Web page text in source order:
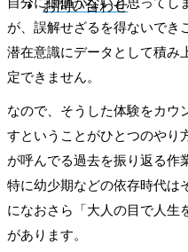
お問い合わせ
が、誤解せざるを得ないでき
潜在意識にデータとして積み
定できません。
なので、そうした体験をカウ
すということがひとつのやり
が呼んでる過去を振り返る作
特に幼少期などの依存時代は
になおさら「大人の目で人生
があります。